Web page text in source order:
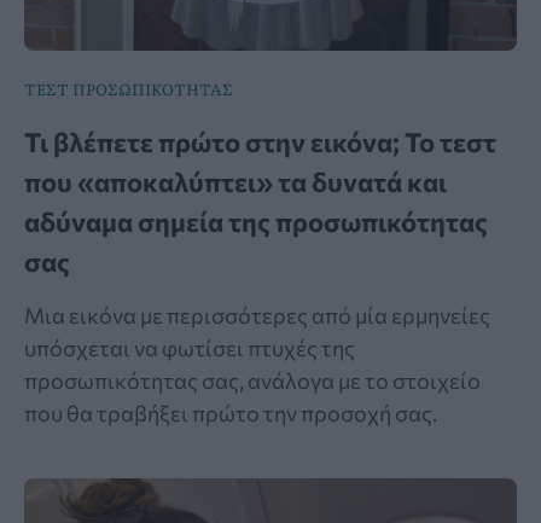
ΤΕΣΤ ΠΡΟΣΩΠΙΚΟΤΗΤΑΣ
Τι βλέπετε πρώτο στην εικόνα; Το τεστ
που «αποκαλύπτει» τα δυνατά και
αδύναμα σημεία της προσωπικότητας
σας
Μια εικόνα με περισσότερες από μία ερμηνείες
υπόσχεται να φωτίσει πτυχές της
προσωπικότητας σας, ανάλογα με το στοιχείο
που θα τραβήξει πρώτο την προσοχή σας.